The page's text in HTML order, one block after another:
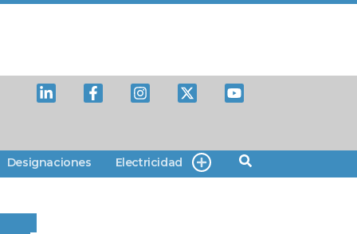
Designaciones Electricidad